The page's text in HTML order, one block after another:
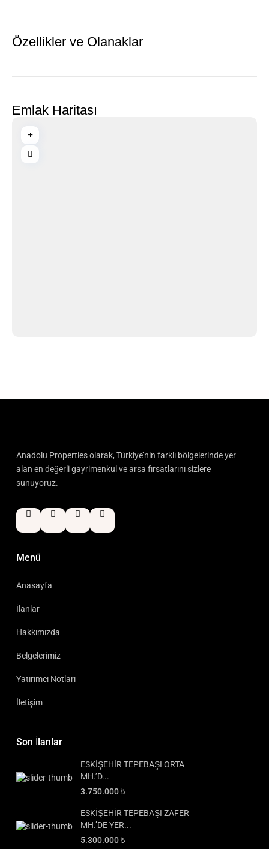
Özellikler ve Olanaklar
Emlak Haritası
Anadolu Properties olarak, Türkiye’nin farklı bölgelerinde yer
alan en değerli gayrimenkul ve arsa fırsatlarını sizlere
sunuyoruz.
Menü
Anasayfa
İlanlar
Hakkımızda
Belgelerimiz
Yatırımcı Notları
İletişim
Son İlanlar
ESKİŞEHİR TEPEBAŞI ORTA
MH.’D...
3.750.000 ₺
ESKİŞEHİR TEPEBAŞI ZAFER
MH.’DE YER...
5.300.000 ₺